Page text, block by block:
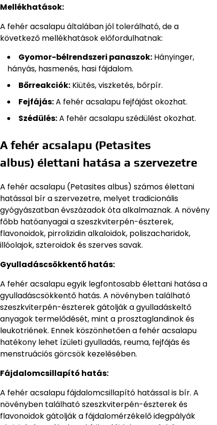
Mellékhatások:
A fehér acsalapu általában jól tolerálható, de a
következő mellékhatások előfordulhatnak:
Gyomor-bélrendszeri panaszok: Hányinger,
hányás, hasmenés, hasi fájdalom.
Bőrreakciók: Kiütés, viszketés, bőrpír.
Fejfájás:A fehér acsalapu fejfájást okozhat.
Szédülés:A fehér acsalapu szédülést okozhat.
A fehér acsalapu (Petasites
albus) élettani hatása a szervezetre
A fehér acsalapu (Petasites albus) számos élettani
hatással bír a szervezetre, melyet tradicionális
gyógyászatban évszázadok óta alkalmaznak. A növény
főbb hatóanyagai a szeszkviterpén-észterek,
flavonoidok, pirrolizidin alkaloidok, poliszacharidok,
illóolajok, szteroidok és szerves savak.
Gyulladáscsökkentő hatás:
A fehér acsalapu egyik legfontosabb élettani hatása a
gyulladáscsökkentő hatás. A növényben található
szeszkviterpén-észterek gátolják a gyulladáskeltő
anyagok termelődését, mint a prosztaglandinok és
leukotriének. Ennek köszönhetően a fehér acsalapu
hatékony lehet ízületi gyulladás, reuma, fejfájás és
menstruációs görcsök kezelésében.
Fájdalomcsillapító hatás:
A fehér acsalapu fájdalomcsillapító hatással is bír. A
növényben található szeszkviterpén-észterek és
flavonoidok gátolják a fájdalomérzékelő idegpályák